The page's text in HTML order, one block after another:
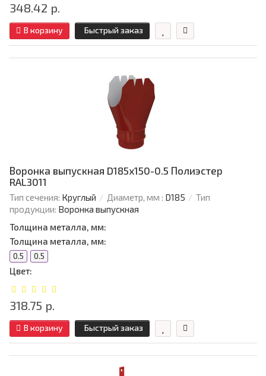
348.42 р.
В корзину Быстрый заказ
Воронка выпускная D185х150-0.5 Полиэстер
RAL3011
Тип сечения: Круглый Диаметр, мм : D185
Тип
продукции: Воронка выпускная
Толщина металла, мм:
Толщина металла, мм:
0.5 0.5
Цвет:
318.75 р.
В корзину Быстрый заказ